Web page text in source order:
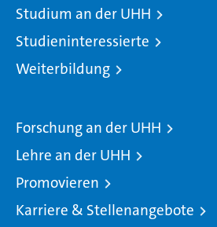
Studium an der UHH
Studieninteressierte
Weiterbildung
Forschung an der UHH
Lehre an der UHH
Promovieren
Karriere & Stellenangebote